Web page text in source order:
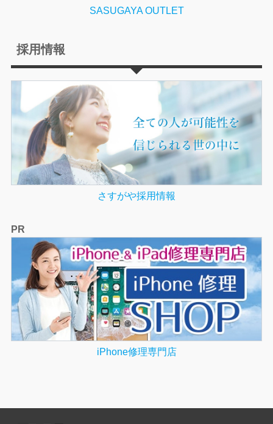
SASUGAYA OUTLET
採用情報
さすがや採用情報
PR
iPhone修理専門店